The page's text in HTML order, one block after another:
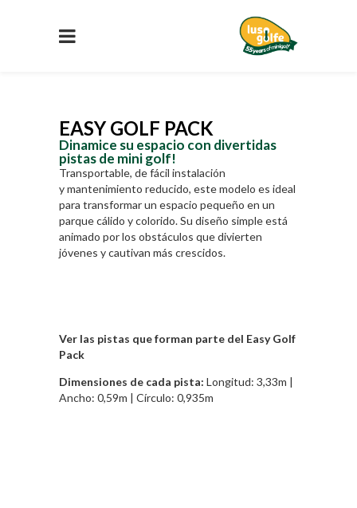
EASY GOLF PACK
Dinamice su espacio con divertidas
pistas de mini golf!
Transportable, de fácil instalación
ymantenimiento reducido, este modelo es ideal
para transformar un espacio pequeño en un
parque cálido y colorido. Su diseño simple está
animado por los obstáculos que divierten
jóvenes y cautivan más crescidos.
Ver las pistas que forman parte del Easy Golf
Pack
Dimensiones de cada pista: Longitud: 3,33m |
Ancho: 0,59m | Círculo: 0,935m